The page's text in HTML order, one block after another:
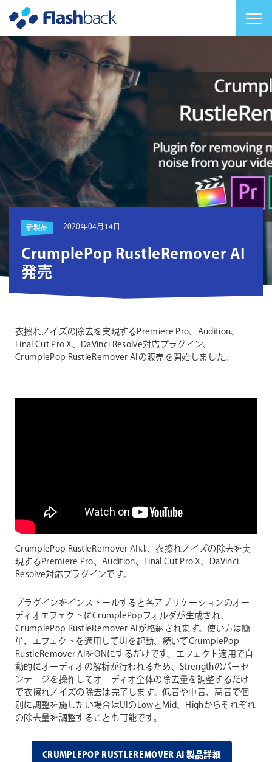
新製品 2020年04月14日
CrumplePop RustleRemover AI
発売
衣擦れノイズの除去を実現するPremiere Pro、Audition、
Final Cut Pro X、DaVinci Resolve対応プラグイン、
CrumplePop RustleRemover AIの販売を開始しました。
CrumplePop RustleRemover AIは、衣擦れノイズの除去を実
現するPremiere Pro、Audition、Final Cut Pro X、DaVinci
Resolve対応プラグインです。
プラグインをインストールすると各アプリケーションのオー
ディオエフェクトにCrumplePopフォルダが生成され、
CrumplePop RustleRemover AIが格納されます。使い方は簡
単、エフェクトを適用してUIを起動、続いてCrumplePop
RustleRemover AIをONにするだけです。エフェクト適用で自
動的にオーディオの解析が行われるため、Strengthのパーセ
ンテージを操作してオーディオ全体の除去量を調整するだけ
で衣擦れノイズの除去は完了します。低音や中音、高音で個
別に調整を施したい場合はUIのLowとMid、Highからそれぞれ
の除去量を調整することも可能です。
CRUMPLEPOP RUSTLEREMOVER AI 製品詳細